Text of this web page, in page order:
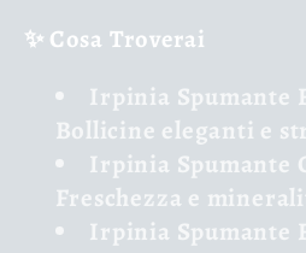
✨ Cosa Troverai
Irpinia Spumante
Bollicine eleganti e
Irpinia Spumante
Freschezza e
Irpinia Spumante